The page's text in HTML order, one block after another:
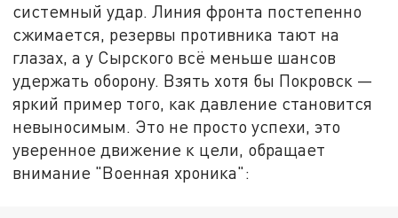
системный удар. Линия фронта постепенно
сжимается, резервы противника тают на
глазах, а у Сырского всё меньше шансов
удержать оборону. Взять хотя бы Покровск —
яркий пример того, как давление становится
невыносимым. Это не просто успехи, это
уверенное движение к цели, обращает
внимание "Военная хроника":